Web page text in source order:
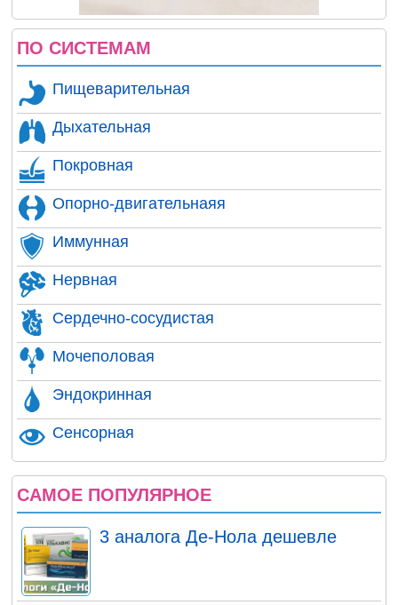
ПО СИСТЕМАМ
Пищеварительная
Дыхательная
Покровная
Опорно-двигательнаяя
Иммунная
Нервная
Сердечно-сосудистая
Мочеполовая
Эндокринная
Сенсорная
САМОЕ ПОПУЛЯРНОЕ
3 аналога Де-Нола дешевле